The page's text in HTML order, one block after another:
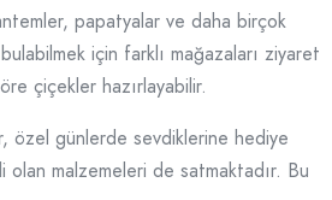
papatyalar ve daha birçok
için farklı mağazaları ziyaret
çiçekler hazırlayabilir.
özel günlerde sevdiklerine hediye
olan malzemeleri de satmaktadır. Bu